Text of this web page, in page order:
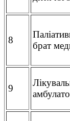
8
брат
9